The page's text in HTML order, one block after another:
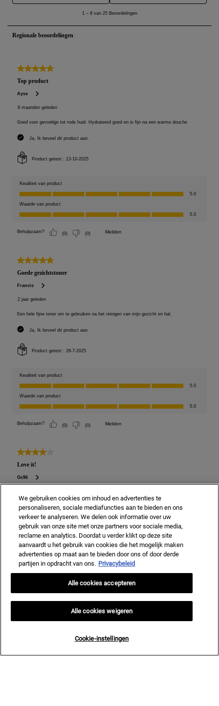
We gebruiken cookies om inhoud en advertenties te
personaliseren, sociale mediafuncties aan te bieden en ons
verkeer te analyseren. We delen ook informatie over uw
gebruik van onze site met onze partners voor sociale media,
reclame en analytics. Doordat u verder klikt op deze site
aanvaardt u het gebruik van cookies die het mogelijk maken
advertenties op maat aan te bieden door ons of door derde
partijen in opdracht van ons. Privacybeleid
Cookie-instellingen
Alle cookies weigeren
Alle cookies accepteren